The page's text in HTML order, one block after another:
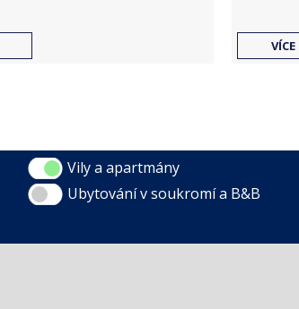
VÍCE
Vily a apartmány
Ubytování v soukromí a B&B